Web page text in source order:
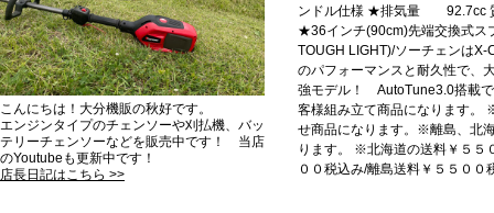
ンドル仕様 ★排気量
★36インチ(90cm)先端交換式ス
TOUGH LIGHT)/ソーチェンは
のパフォーマンスと耐久性で、
強モデル！ AutoTune3.0搭載
客様組み立て商品になります。
せ商品になります。※離島、北
ります。 ※北海道の送料￥５
００税込み/離島送料￥５５００
こんにちは！大分機販の秋好です。
エンジンタイプのチェンソーや刈払機、バッ
テリーチェンソーなどを販売中です！ 当店
のYoutubeも更新中です！
店長日記はこちら >>